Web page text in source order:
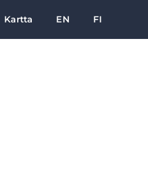
Kartta EN FI